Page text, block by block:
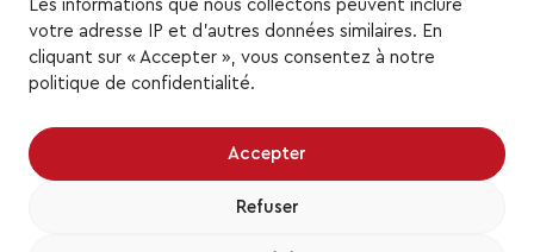
Les informations que nous collectons peuvent inclure
votre adresse IP et d'autres données similaires. En
cliquant sur « Accepter », vous consentez à notre
politique de confidentialité.
Accepter
Refuser
LigueTOP3.com est le site officiel de la Ligue TOP3 de
basketball. Tous les logos et marques de la Ligue
TOP3 ainsi que les logos et marques d'équipe de la
Ligue TOP3 représentés ici sont la propriété de la
préalable de la Ligue TOP3. Tous droits réservés.